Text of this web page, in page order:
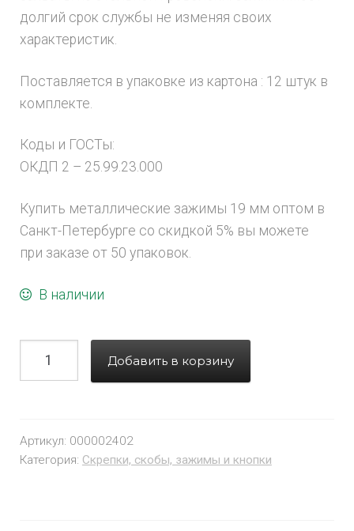
долгий срок службы не изменяя своих
характеристик.
Поставляется в упаковке из картона : 12 штук в
комплекте.
Коды и ГОСТы:
ОКДП 2 – 25.99.23.000
Купить металлические зажимы 19 мм оптом в
Санкт-Петербурге со скидкой 5% вы можете
при заказе от 50 упаковок.
В наличии
Добавить в корзину
Артикул: 000002402
Категория: Скрепки, скобы, зажимы и кнопки